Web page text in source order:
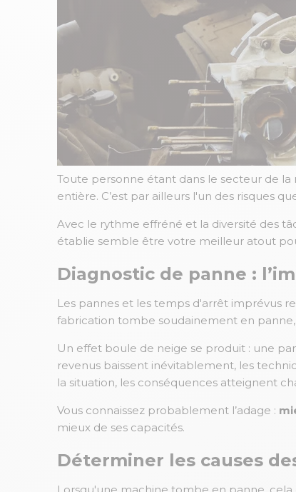
Toute personne étant dans le secteur de
entière. C’est par ailleurs l'un des risques
Avec le rythme effréné et la diversité des
établie semble être votre meilleur atout
Diagnostic de panne :
Les pannes et les temps d'arrêt imprévus
fabrication tombe soudainement en
Un effet boule de neige se produit : une
revenus baissent inévitablement, les
la situation, les conséquences atteignent
Vous connaissez probablement l’adage :
mieux de ses capacités.
Déterminer les causes